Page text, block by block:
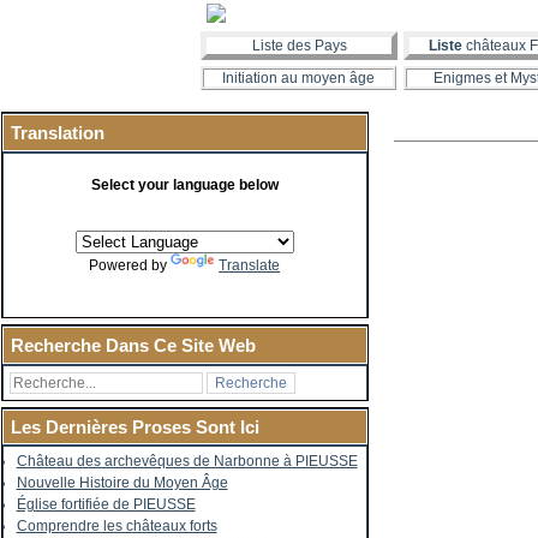
Liste des Pays Liste châteaux
Initiation au moyen âge
Enigmes et
Translation
Select your language below
Powered by Translate
Recherche Dans Ce Site Web
Les Dernières Proses Sont Ici
Château des archevêques de Narbonne à PIEUSSE
Nouvelle Histoire du Moyen Âge
Église fortifiée de PIEUSSE
Comprendre les châteaux forts